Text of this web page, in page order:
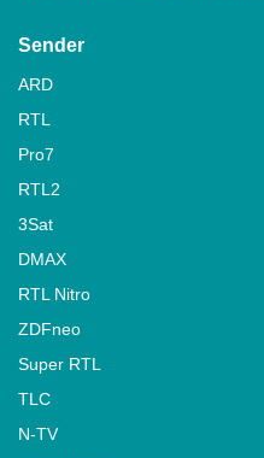
Sender
ARD
RTL
Pro7
RTL2
3Sat
DMAX
RTL Nitro
ZDFneo
Super RTL
TLC
N-TV